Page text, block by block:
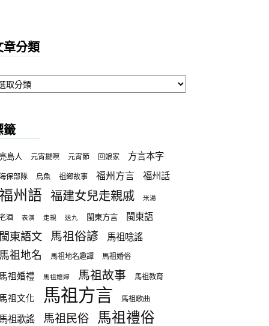
章分類
籤
島人 元宵擺暝 元宵節 回娘家 方言本字
保部隊 烏魚 祖鄉故事 福州方言 福州話
州語 福建女兒走親戚 米湯
酒 表演 走親 送九 閩東方言 閩東語
東語文 馬祖俗諺 馬祖唸謠
祖地名 馬祖地名趣譚 馬祖婚俗
祖婚禮 馬祖媳婦 馬祖故事 馬祖教育
祖文化 馬祖方言 馬祖歌曲
祖歌謠 馬祖民俗 馬祖禮俗